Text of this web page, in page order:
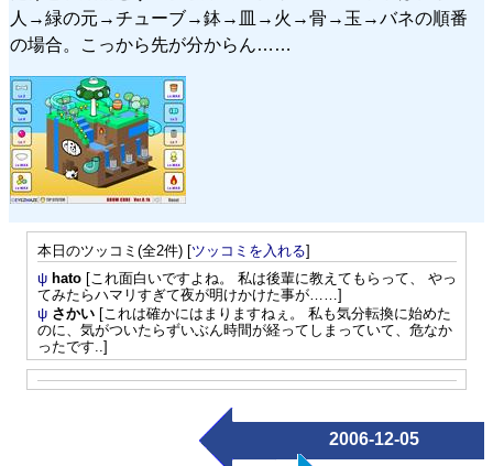
人→緑の元→チューブ→鉢→皿→火→骨→玉→バネの順番
の場合。こっから先が分からん……
本日のツッコミ(全2件) [ツッコミを入れる]
ψ hato[これ面白いですよね。 私は後輩に教えてもらって、 やっ
てみたらハマリすぎて夜が明けかけた事が……]
ψ さかい[これは確かにはまりますねぇ。 私も気分転換に始めた
のに、気がついたらずいぶん時間が経ってしまっていて、危なか
ったです..]
2006-12-05